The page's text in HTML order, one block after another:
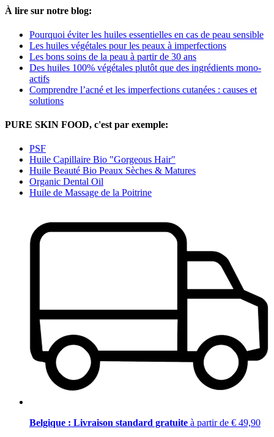
À lire sur notre blog:
Pourquoi éviter les huiles essentielles en cas de peau sensible
Les huiles végétales pour les peaux à imperfections
Les bons soins de la peau à partir de 30 ans
Des huiles 100% végétales plutôt que des ingrédients mono-
actifs
Comprendre l’acné et les imperfections cutanées : causes et
solutions
PURE SKIN FOOD, c'est par exemple:
PSF
Huile Capillaire Bio "Gorgeous Hair"
Huile Beauté Bio Peaux Sèches & Matures
Organic Dental Oil
Huile de Massage de la Poitrine
Belgique : Livraison standard gratuite à partir de € 49,90